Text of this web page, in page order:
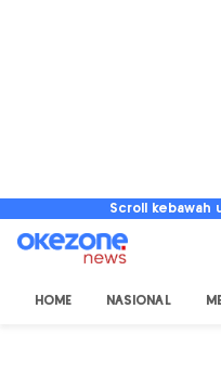
Scroll kebawah
HOME NASIONAL